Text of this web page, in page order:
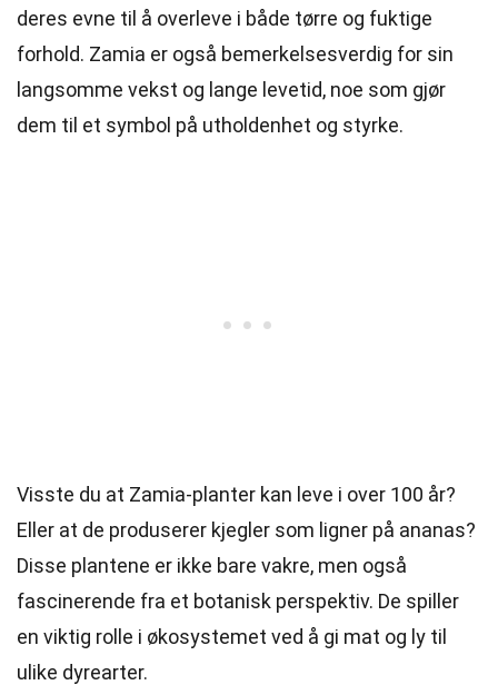
deres evne til å overleve i både tørre og fuktige
forhold. Zamia er også bemerkelsesverdig for sin
langsomme vekst og lange levetid, noe som gjør
dem til et symbol på utholdenhet og styrke.
Visste du at Zamia-planter kan leve i over 100 år?
Eller at de produserer kjegler som ligner på ananas?
Disse plantene er ikke bare vakre, men også
fascinerende fra et botanisk perspektiv. De spiller
en viktig rolle i økosystemet ved å gi mat og ly til
ulike dyrearter.